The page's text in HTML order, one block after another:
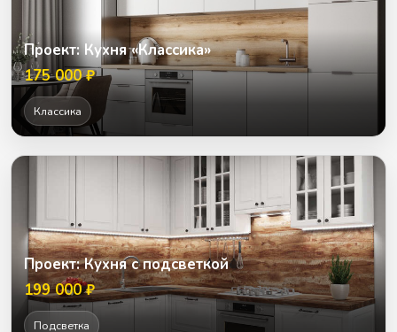
Проект: Кухня «Классика»
175 000 ₽
Классика
Проект: Кухня с подсветкой
199 000 ₽
Подсветка